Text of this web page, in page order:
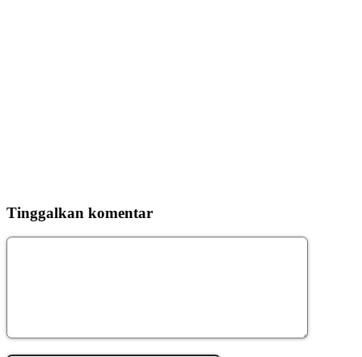
Tinggalkan komentar
Komentar